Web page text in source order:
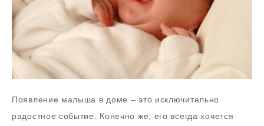
Появление малыша в доме – это исключительно
радостное событие. Конечно же, его всегда хочется